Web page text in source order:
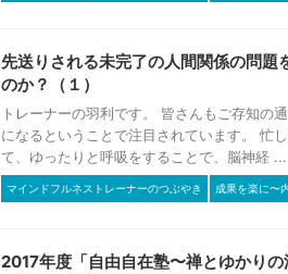
先送りされる未完了の人間関係の問題
のか？（１）
トレーナーの羽利です。 皆さんもご存知の
になるということで注目されています。 忙
て、ゆったりと呼吸をすることで、脳神経 ...
マインドフルネストレーナーのつぶやき 成果を楽に〜
2017年度「自由自在塾〜禅とゆかり